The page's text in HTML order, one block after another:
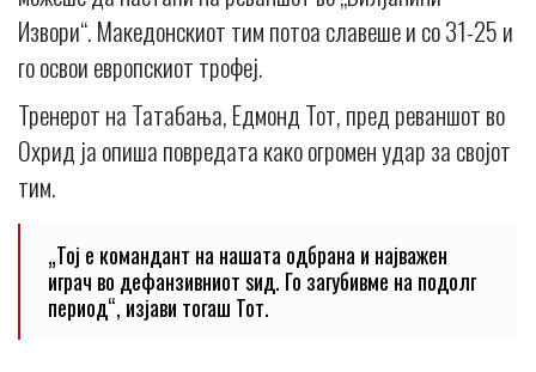
Извори“. Македонскиот тим потоа славеше и со 31-25 и
го освои европскиот трофеј.
Тренерот на Татабања, Едмонд Тот, пред реваншот во
Охрид ја опиша повредата како огромен удар за својот
тим.
„Тој е командант на нашата одбрана и најважен
играч во дефанзивниот ѕид. Го загубивме на подолг
период“, изјави тогаш Тот.